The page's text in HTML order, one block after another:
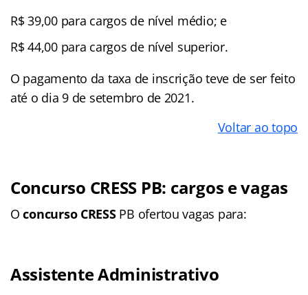
R$ 39,00 para cargos de nível médio; e
R$ 44,00 para cargos de nível superior.
O pagamento da taxa de inscrição teve de ser feito
até o dia 9 de setembro de 2021.
Voltar ao topo
Concurso CRESS PB: cargos e vagas
Oconcurso CRESSPB ofertou vagas para:
Assistente Administrativo